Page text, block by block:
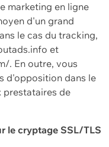
marketing en ligne
d'un grand
le cas du tracking,
et
. En outre, vous
d'opposition dans le
prestataires de
le cryptage SSL/TLS